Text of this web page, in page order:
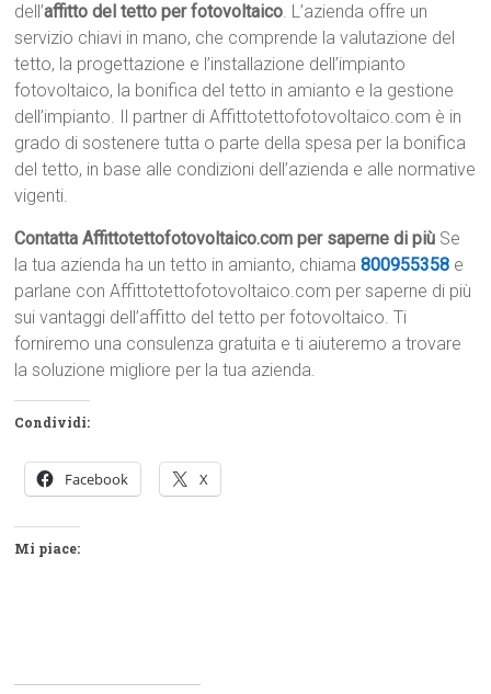
dell’affitto del tetto per fotovoltaico. L’azienda offre un
servizio chiavi in mano, che comprende la valutazione del
tetto, la progettazione e l’installazione dell’impianto
fotovoltaico, la bonifica del tetto in amianto e la gestione
dell’impianto. Il partner di Affittotettofotovoltaico.com è in
grado di sostenere tutta o parte della spesa per la bonifica
del tetto, in base alle condizioni dell’azienda e alle normative
vigenti.
Contatta Affittotettofotovoltaico.com per saperne di più Se
la tua azienda ha un tetto in amianto, chiama800955358 e
parlane con Affittotettofotovoltaico.com per saperne di più
sui vantaggi dell’affitto del tetto per fotovoltaico. Ti
forniremo una consulenza gratuita e ti aiuteremo a trovare
la soluzione migliore per la tua azienda.
Condividi:
Facebook X
Mi piace: